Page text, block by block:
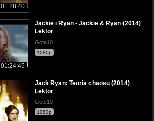
01:28:40
01:24:45
Jackie i Ryan - Jackie & Ryan (2014)
Lektor
Gote10
1080p
Jack Ryan: Teoria chaosu (2014)
Lektor
Gote10
1080p